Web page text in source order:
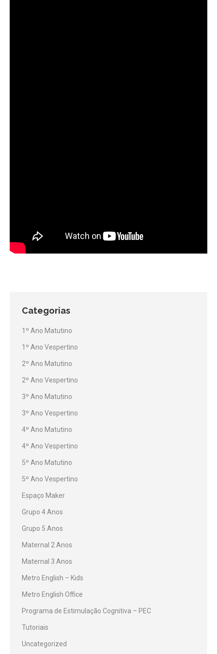
Categorias
1º Ano Matutino
1º Ano Vespertino
2º Ano Matutino
2º Ano Vespertino
3º Ano Matutino
3º Ano Vespertino
4º Ano Matutino
4º Ano Vespertino
5º Ano Matutino
5º Ano Vespertino
Espaço Maker
Grupo 4 Anos
Grupo 5 Anos
Maternal 2 Anos
Maternal 3 Anos
Metro English – Kids
Metro English Office
Programa de Estimulação Cognitiva – PEC
Tutoriais
Uncategorized